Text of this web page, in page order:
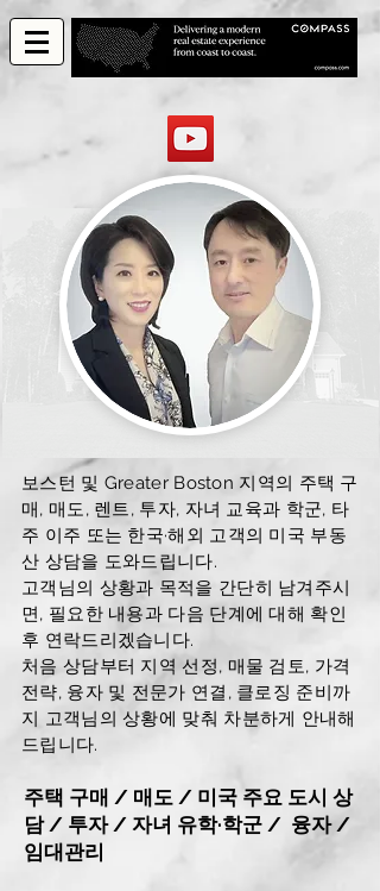
보스턴 및 Greater Boston 지역의 주택 구
매, 매도, 렌트, 투자, 자녀 교육과 학군, 타
주 이주 또는 한국·해외 고객의 미국 부동
산 상담을 도와드립니다.
고객님의 상황과 목적을 간단히 남겨주시
면, 필요한 내용과 다음 단계에 대해 확인
후 연락드리겠습니다.
처음 상담부터 지역 선정, 매물 검토, 가격
전략, 융자 및 전문가 연결, 클로징 준비까
지 고객님의 상황에 맞춰 차분하게 안내해
드립니다.
주택 구매 / 매도 / 미국 주요 도시 상
담 / 투자 / 자녀 유학·학군 / 융자 /
임대관리